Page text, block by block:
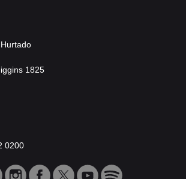
1825
0200